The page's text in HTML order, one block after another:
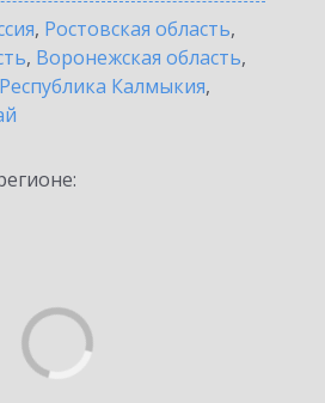
, Ростовская область,
, Воронежская область,
Республика Калмыкия,